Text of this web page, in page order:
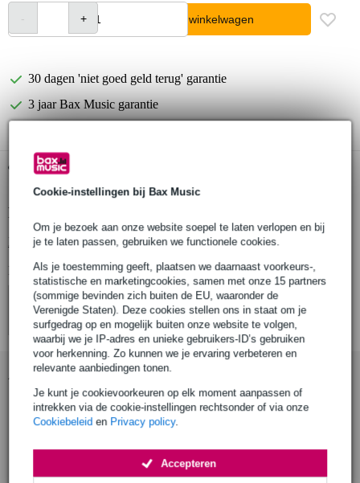
Cookie-instellingen bij Bax Music
Om je bezoek aan onze website soepel te laten verlopen en bij
je te laten passen, gebruiken we functionele cookies.
Als je toestemming geeft, plaatsen we daarnaast voorkeurs-,
statistische en marketingcookies, samen met onze 15 partners
(sommige bevinden zich buiten de EU, waaronder de
Verenigde Staten). Deze cookies stellen ons in staat om je
surfgedrag op en mogelijk buiten onze website te volgen,
waarbij we je IP-adres en unieke gebruikers-ID’s gebruiken
voor herkenning. Zo kunnen we je ervaring verbeteren en
relevante aanbiedingen tonen.
Je kunt je cookievoorkeuren op elk moment aanpassen of
intrekken via de cookie-instellingen rechtsonder of via onze
Cookiebeleid en Privacy policy.
Accepteren
In winkelwagen
30 dagen 'niet goed geld terug' garantie
3 jaar Bax Music garantie
Gratis ophalen in de winkel
Productinformatie
Bekijk alle productspecificaties
Bekijk ook eens (4)
Accessoires (44)